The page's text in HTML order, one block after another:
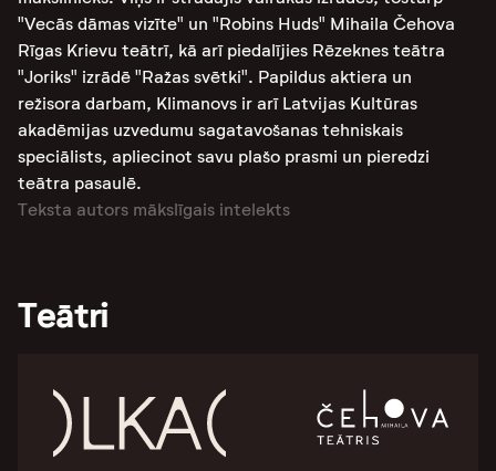
"Vecās dāmas vizīte" un "Robins Huds" Mihaila Čehova
Rīgas Krievu teātrī, kā arī piedalījies Rēzeknes teātra
"Joriks" izrādē "Ražas svētki". Papildus aktiera un
režisora darbam, Klimanovs ir arī Latvijas Kultūras
akadēmijas uzvedumu sagatavošanas tehniskais
speciālists, apliecinot savu plašo prasmi un pieredzi
teātra pasaulē.
Teksta autors mākslīgais intelekts
Teātri